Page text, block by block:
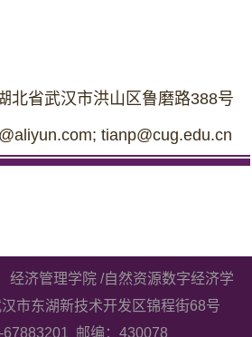
北省武汉市洪山区鲁磨路388号
tianp@cug.edu.cn
经济管理学院 /自然资源数字经济学
市东湖新技术开发区锦程街68号
67883201 邮编：430078